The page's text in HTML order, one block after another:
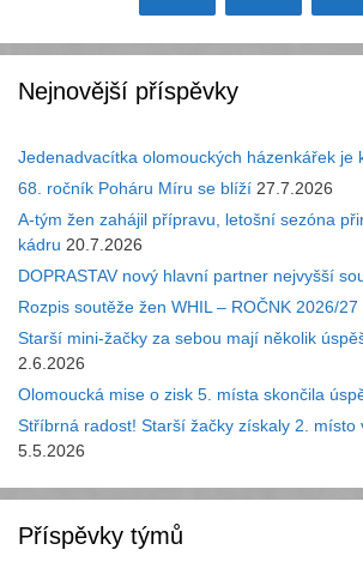
Nejnovější příspěvky
Jedenadvacítka olomouckých házenkářek je
68. ročník Poháru Míru se blíží 27.7.2026
A-tým žen zahájil přípravu, letošní sezóna
kádru 20.7.2026
DOPRASTAV nový hlavní partner nejvyšší
Rozpis soutěže žen WHIL – ROČNK 2026/27
Starší mini-žačky za sebou mají několik
2.6.2026
Olomoucká mise o zisk 5. místa skončila
Stříbrná radost! Starší žačky získaly 2. místo
5.5.2026
Příspěvky týmů